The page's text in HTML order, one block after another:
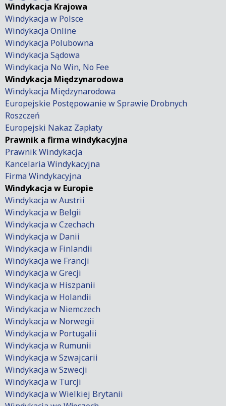
Windykacja Krajowa
Windykacja w Polsce
Windykacja Online
Windykacja Polubowna
Windykacja Sądowa
Windykacja No Win, No Fee
Windykacja Międzynarodowa
Windykacja Międzynarodowa
Europejskie Postępowanie w Sprawie Drobnych
Roszczeń
Europejski Nakaz Zapłaty
Prawnik a firma windykacyjna
Prawnik Windykacja
Kancelaria Windykacyjna
Firma Windykacyjna
Windykacja w Europie
Windykacja w Austrii
Windykacja w Belgii
Windykacja w Czechach
Windykacja w Danii
Windykacja w Finlandii
Windykacja we Francji
Windykacja w Grecji
Windykacja w Hiszpanii
Windykacja w Holandii
Windykacja w Niemczech
Windykacja w Norwegii
Windykacja w Portugalii
Windykacja w Rumunii
Windykacja w Szwajcarii
Windykacja w Szwecji
Windykacja w Turcji
Windykacja w Wielkiej Brytanii